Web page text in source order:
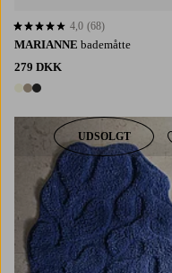
MARIANNE bademåtte
279 DKK
3 farver
4,0 baseret på 68 bedømmelser
4,0 (68)
UDSOLGT